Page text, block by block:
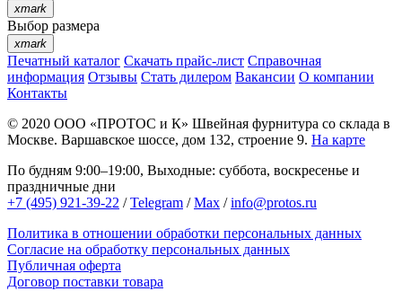
xmark
Выбор размера
xmark
Печатный каталог Скачать прайс-лист Справочная
информация Отзывы Стать дилером Вакансии О компании
Контакты
© 2020 ООО «ПРОТОС и К» Швейная фурнитура со склада в
Москве. Варшавское шоссе, дом 132, строение 9. На карте
По будням 9:00–19:00, Выходные: суббота, воскресенье и
праздничные дни
+7 (495) 921-39-22 /Telegram /Max /info@protos.ru
Политика в отношении обработки персональных данных
Согласие на обработку персональных данных
Публичная оферта
Договор поставки товара